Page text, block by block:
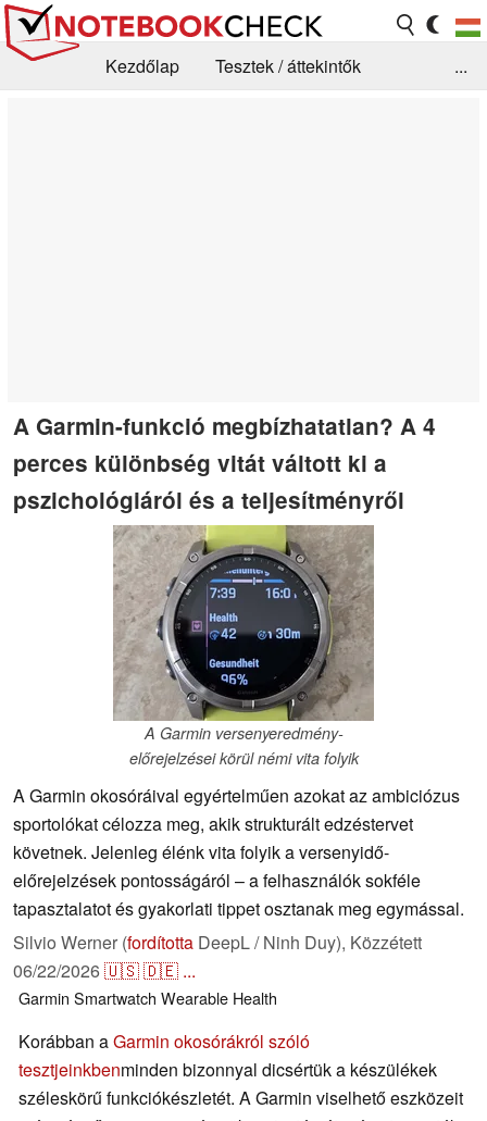
Kezdőlap
Tesztek / áttekintők
...
A Garmin-funkció megbízhatatlan? A 4
perces különbség vitát váltott ki a
pszichológiáról és a teljesítményről
A Garmin versenyeredmény-
előrejelzései körül némi vita folyik
A Garmin okosóráival egyértelműen azokat az ambiciózus
sportolókat célozza meg, akik strukturált edzéstervet
követnek. Jelenleg élénk vita folyik a versenyidő-
előrejelzések pontosságáról – a felhasználók sokféle
tapasztalatot és gyakorlati tippet osztanak meg egymással.
Silvio Werner (fordította DeepL / Ninh Duy), Közzétett
06/22/2026🇺🇸🇩🇪 ...
Garmin Smartwatch Wearable Health
Korábban aGarmin okosórákról szóló
tesztjeinkbenminden bizonnyal dicsértük a készülékek
széleskörű funkciókészletét. A Garmin viselhető eszközeit